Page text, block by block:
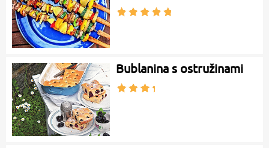
Bublanina s ostružinami